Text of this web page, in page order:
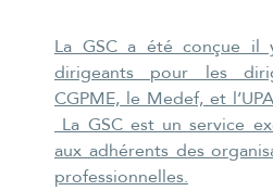
La GSC a été conçue
dirigeants pour les
CGPME, le Medef, et
La GSC est un service
aux adhérents des
professionnelles.